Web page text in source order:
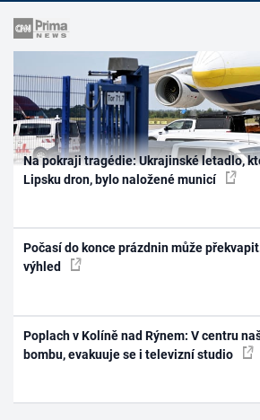
Na pokraji tragédie: Ukrajinské letadlo,
Lipsku dron, bylo naložené municí
Počasí do konce prázdnin může
výhled
Poplach v Kolíně nad Rýnem: V centru
bombu, evakuuje se i televizní studio